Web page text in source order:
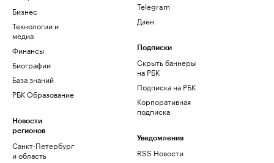
Бизнес
Технологии и
медиа
Финансы
Биографии
База знаний
РБК Образование
Новости
регионов
Санкт-Петербург
и область
Telegram
Дзен
Подписки
Скрыть баннеры
на РБК
Подписка на РБК
Корпоративная
подписка
Уведомления
RSS Новости